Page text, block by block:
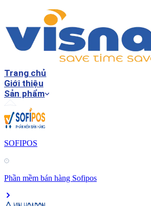
Trang chủ
Giới thiệu
Sản phẩm
SOFIPOS
Phần mềm bán hàng Sofipos